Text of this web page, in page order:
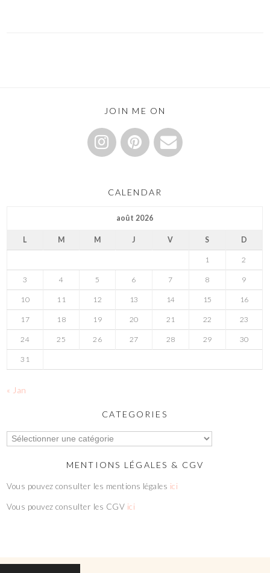
JOIN ME ON
CALENDAR
août 2026
L M M J V S D
1 2
3 4 5 6 7 8 9
10 11 12 13 14 15 16
17 18 19 20 21 22 23
24 25 26 27 28 29 30
31
« Jan
CATEGORIES
MENTIONS LÉGALES & CGV
Vous pouvez consulter les mentions légales ici
Vous pouvez consulter les CGV ici